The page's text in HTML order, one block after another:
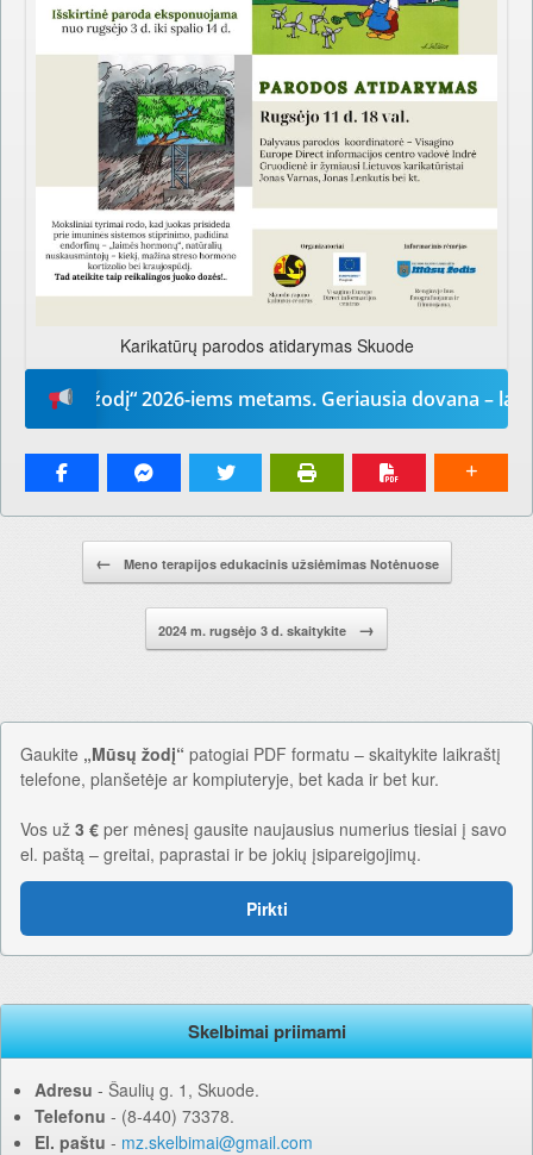
Karikatūrų parodos atidarymas Skuode
žodį“ 2026-iems metams. Geriausia dovana –
← Meno terapijos edukacinis užsiėmimas Notėnuose
2024 m. rugsėjo 3 d. skaitykite →
Gaukite „Mūsų žodį“ patogiai PDF formatu – skaitykite laikraštį
telefone, planšetėje ar kompiuteryje, bet kada ir bet kur.
Vos už 3 € per mėnesį gausite naujausius numerius tiesiai į savo
el. paštą – greitai, paprastai ir be jokių įsipareigojimų.
Pirkti
Skelbimai priimami
Adresu ‐ Šaulių g. 1, Skuode.
Telefonu ‐ (8-440) 73378.
El. paštu ‐ mz.skelbimai@gmail.com